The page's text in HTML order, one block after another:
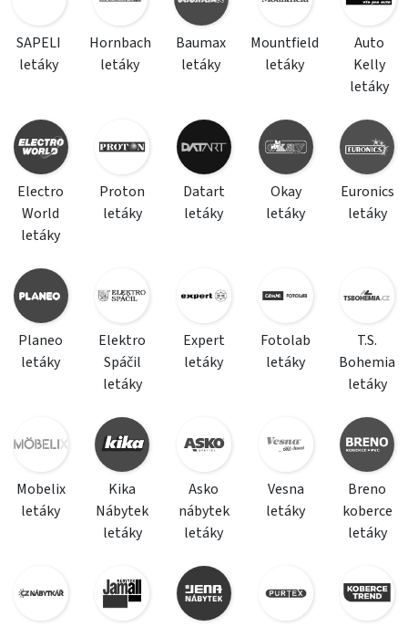
SAPELI
letáky
Hornbach
letáky
Baumax
letáky
Mountfield
letáky
Auto
Kelly
letáky
Electro
World
letáky
Proton
letáky
Datart
letáky
Okay
letáky
Euronics
letáky
Planeo
letáky
Elektro
Spáčil
letáky
Expert
letáky
Fotolab
letáky
T.S.
Bohemia
letáky
Mobelix
letáky
Kika
Nábytek
letáky
Asko
nábytek
letáky
Vesna
letáky
Breno
koberce
letáky